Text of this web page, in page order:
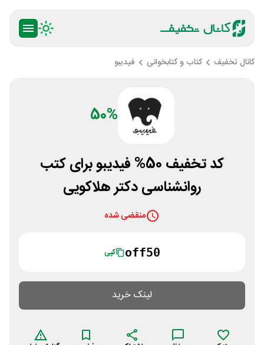
کانال تخفیف کتاب و کتابخوانی فیدیبو
50%
کد تخفیف 50% فیدیبو برای کتب
روانشناسی دکتر هلاکویی
منقضی شده
off50 کپی
لینک خرید